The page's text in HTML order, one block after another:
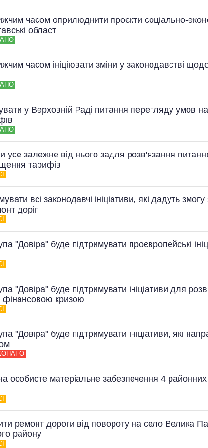
часом оприлюднити проєкти соціально-
області
часом ініціювати зміни у законодавстві
у Верховній Раді питання перегляду умов
усе залежне від нього задля розв'язання
тарифів
всі законодавчі ініціативи, які дадуть
доріг
"Довіра" буде підтримувати проєвропейські
"Довіра" буде підтримувати ініціативи для
фінансовою кризою
"Довіра" буде підтримувати ініціативи, які
особисте матеріальне забезпечення 4 районних
ремонт дороги від повороту на село Велика
району